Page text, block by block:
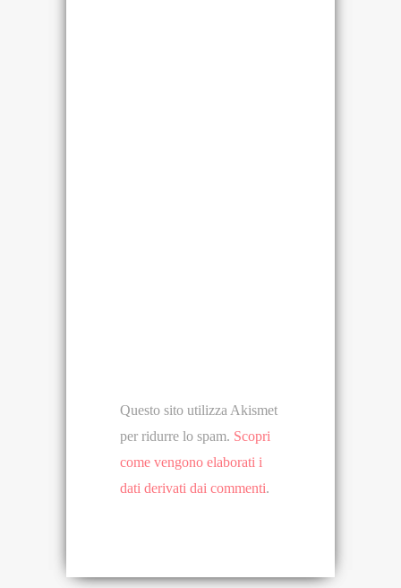
Questo sito utilizza Akismet
per ridurre lo spam. Scopri
come vengono elaborati i
dati derivati dai commenti.